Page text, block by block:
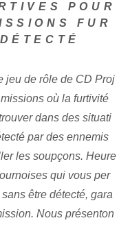
POUR
FUR
jeu de rôle de CD Proj
où la furtivité
dans des situati
par des ennemis
les soupçons. Heure
qui vous per
être détecté, gara
⁤Nous présenton